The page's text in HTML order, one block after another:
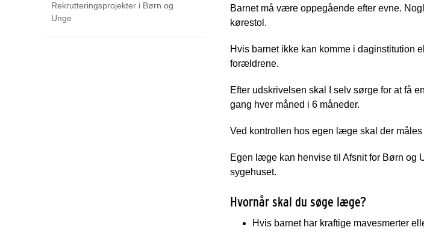
Rekrutteringsprojekter i Børn og
Unge
Barnet må være oppegående efter evne.
kørestol.
Hvis barnet ikke kan komme i daginstitution
forældrene.
Efter udskrivelsen skal I selv sørge for at få
gang hver måned i 6 måneder.
Ved kontrollen hos egen læge skal der
Egen læge kan henvise til Afsnit for Børn og
sygehuset.
Hvornår skal du søge læge?
Hvis barnet har kraftige mavesmerter